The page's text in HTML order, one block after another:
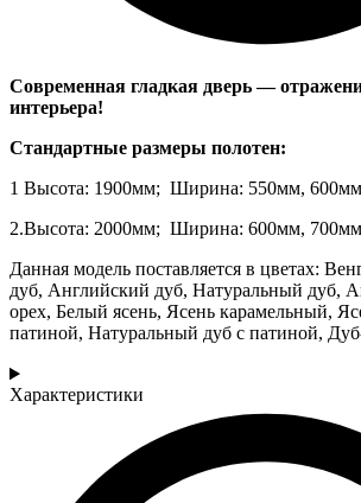
Современная гладкая дверь —
интерьера!
Стандартные размеры полотен:
1 Высота: 1900мм; Ширина: 550мм,
2.Высота: 2000мм; Ширина: 600мм,
Данная модель поставляется в цветах:
дуб, Английский дуб, Натуральный дуб,
орех, Белый ясень, Ясень карамельный,
патиной, Натуральный дуб с патиной,
Характеристики